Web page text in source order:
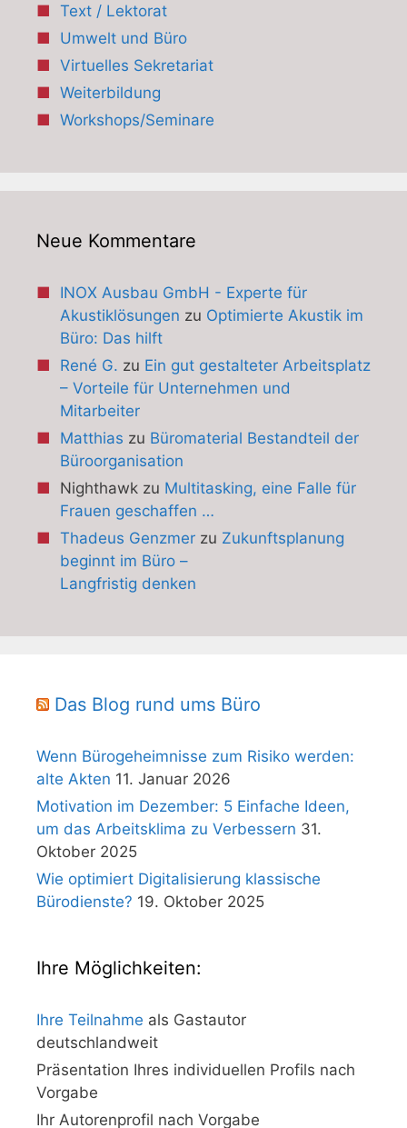
Text / Lektorat
Umwelt und Büro
Virtuelles Sekretariat
Weiterbildung
Workshops/Seminare
Neue Kommentare
INOX Ausbau GmbH - Experte für
Akustiklösungen zu Optimierte Akustik im
Büro: Das hilft
René G. zu Ein gut gestalteter Arbeitsplatz
– Vorteile für Unternehmen und
Mitarbeiter
Matthias zu Büromaterial Bestandteil der
Büroorganisation
Nighthawkzu Multitasking, eine Falle für
Frauen geschaffen …
Thadeus Genzmerzu Zukunftsplanung
beginnt im Büro –
Langfristig denken
Das Blog rund ums Büro
Wenn Bürogeheimnisse zum Risiko werden:
alte Akten 11. Januar 2026
Motivation im Dezember: 5 Einfache Ideen,
um das Arbeitsklima zu Verbessern 31.
Oktober 2025
Wie optimiert Digitalisierung klassische
Bürodienste? 19. Oktober 2025
Ihre Möglichkeiten:
Ihre Teilnahme als Gastautor
deutschlandweit
Präsentation Ihres individuellen Profils nach
Vorgabe
Ihr Autorenprofil nach Vorgabe